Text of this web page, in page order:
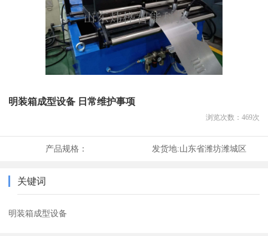
明装箱成型设备 日常维护事项
浏览次数： 469次
产品规格： 发货地:山东省潍坊潍城区
关键词
明装箱成型设备